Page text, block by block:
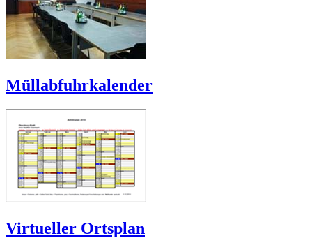
Müllabfuhrkalender
Virtueller Ortsplan